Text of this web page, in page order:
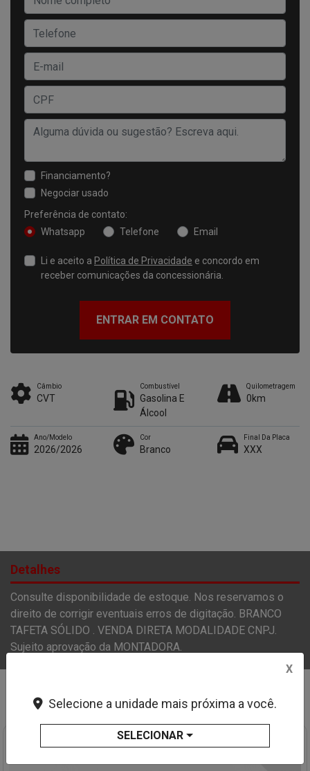
Financiamento?
Negociar usado
Preferência de contato:
Whatsapp
Telefone Email
Li e aceito a Política de Privacidade e concordo em
receber comunicações da concessionária.
ENTRAR EM CONTATO
Câmbio
CVT
Combustível
Gasolina E
Álcool
Quilometragem
0km
Ano/Modelo
2026/2026
Cor
Branco
Final Da Placa
XXX
Detalhes
Consulte disponibilidade de estoque. Nos reservamos o
direito de corrigir eventuais erros de digitação. BRANCO
TAFETA SÓLIDO . VENDA DIRETA MODALIDADE CNPJ.
Sujeito aprovação da MONTADORA.
Você também pode gostar de:
X
Selecione a unidade mais próxima a você.
SELECIONAR